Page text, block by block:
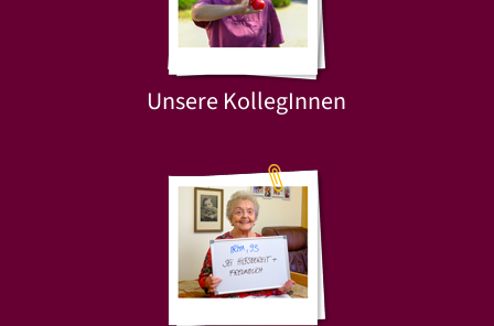
Unsere KollegInnen